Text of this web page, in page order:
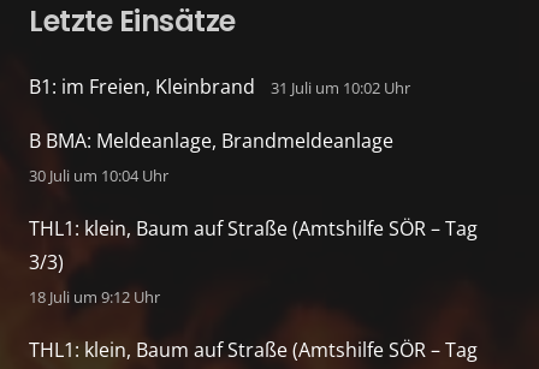
Letzte Einsätze
B1: im Freien, Kleinbrand 31 Juli um 10:02 Uhr
B BMA: Meldeanlage, Brandmeldeanlage
30 Juli um 10:04 Uhr
THL1: klein, Baum auf Straße (Amtshilfe SÖR – Tag
3/3)
18 Juli um 9:12 Uhr
THL1: klein, Baum auf Straße (Amtshilfe SÖR – Tag